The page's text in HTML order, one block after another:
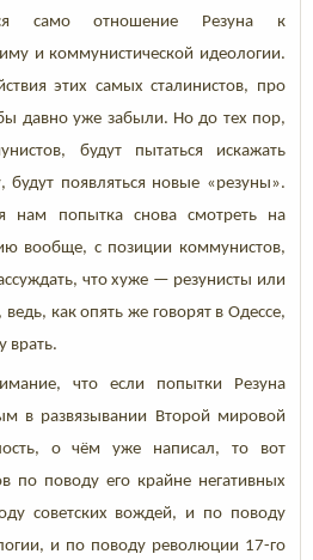
само отношение Резуна к
и коммунистической идеологии.
этих самых сталинистов, про
давно уже забыли. Но до тех пор,
будут пытаться искажать
будут появляться новые «резуны».
нам попытка снова смотреть на
вообще, с позиции коммунистов,
что хуже — резунисты или
как опять же говорят в Одессе,
врать.
что если попытки Резуна
в развязывании Второй мировой
о чём уже написал, то вот
по поводу его крайне негативных
советских вождей, и по поводу
и по поводу революции 17-го